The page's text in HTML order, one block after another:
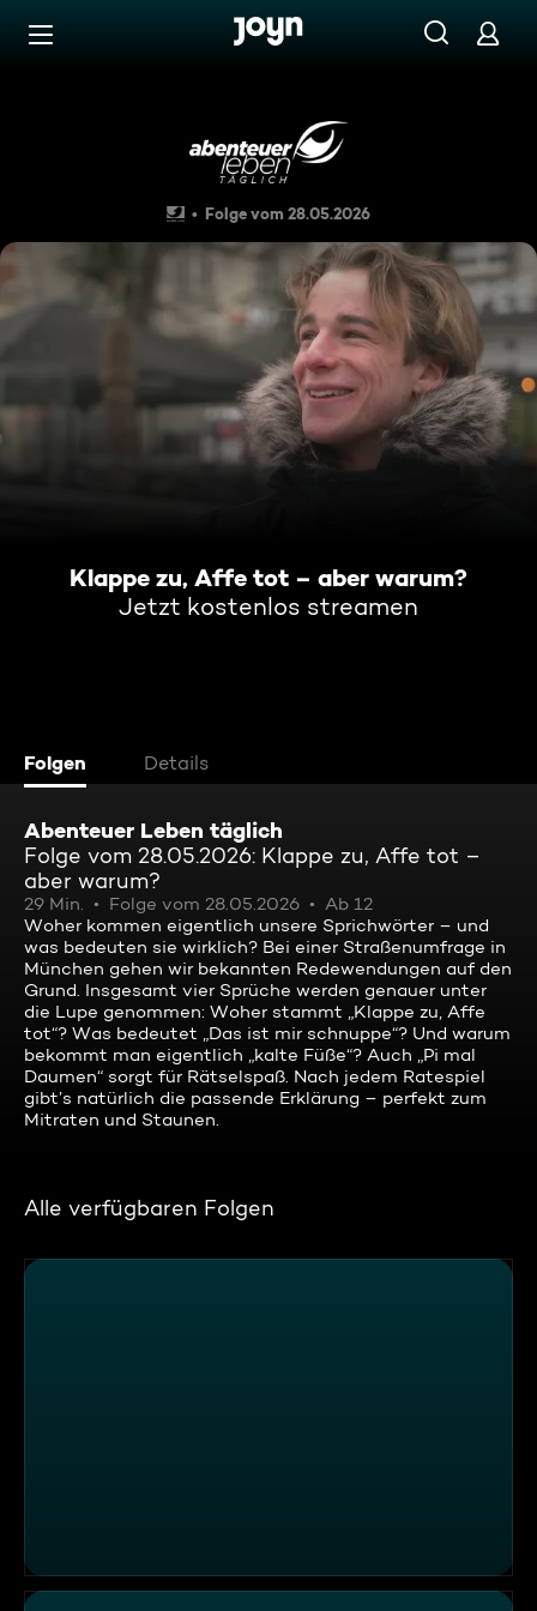
Zum Inhalt springen
Klappe zu, Affe tot – aber
Folge vom 28.05.2026
Klappe zu, Affe tot – aber warum?
Jetzt kostenlos streamen
Folgen Details
Abenteuer Leben täglich
Folge vom 28.05.2026: Klappe zu, Affe tot –
aber warum?
29 Min. Folge vom 28.05.2026
Ab 12
Woher kommen eigentlich unsere Sprichwörter – und
was bedeuten sie wirklich? Bei einer Straßenumfrage in
München gehen wir bekannten Redewendungen auf den
Grund. Insgesamt vier Sprüche werden genauer unter
die Lupe genommen: Woher stammt „Klappe zu, Affe
tot“? Was bedeutet „Das ist mir schnuppe“? Und warum
bekommt man eigentlich „kalte Füße“? Auch „Pi mal
Daumen“ sorgt für Rätselspaß. Nach jedem Ratespiel
gibt’s natürlich die passende Erklärung – perfekt zum
Mitraten und Staunen.
Alle verfügbaren Folgen
Die DIY-Feuertonne: Ein Grill für alles